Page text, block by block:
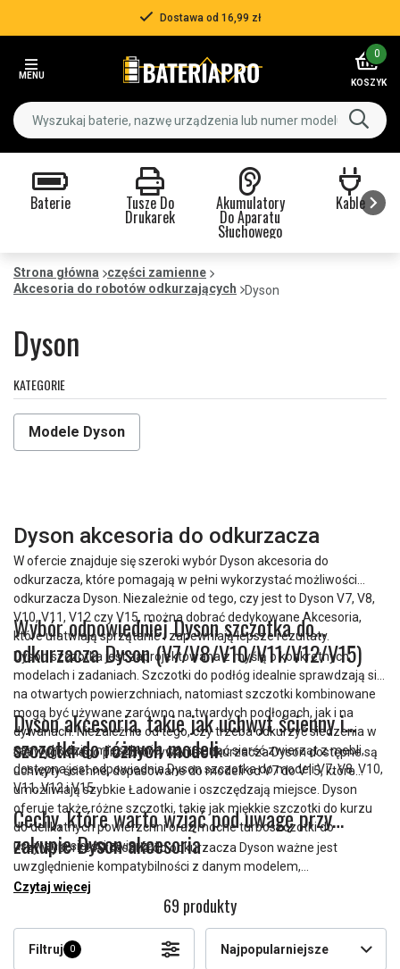
Ponad 500 000 klientów
MENU
0
KOSZYK
Baterie Tusze Do
Drukarek
Akumulatory
Do Aparatu
Słuchowego
Kable
Strona główna
części zamienne
Akcesoria do robotów odkurzających
Dyson
Dyson
KATEGORIE
Modele Dyson
Dyson akcesoria do odkurzacza
W ofercie znajduje się szeroki wybór Dyson akcesoria do
odkurzacza, które pomagają w pełni wykorzystać możliwości
odkurzacza Dyson. Niezależnie od tego, czy jest to Dyson V7, V8,
V10, V11, V12 czy V15, można dobrać dedykowane Akcesoria,
które ułatwiają sprzątanie i zapewniają lepsze rezultaty.
Wybór odpowiedniej Dyson szczotka do
odkurzacza Dyson (V7/V8/V10/V11/V12/V15)
Dyson szczotka jest zaprojektowana z myślą o konkretnych
modelach i zadaniach. Szczotki do podłóg idealnie sprawdzają się
na otwartych powierzchniach, natomiast szczotki kombinowane
mogą być używane zarówno na twardych podłogach, jak i na
dywanach. Niezależnie od tego, czy trzeba odkurzyć siedzenia w
samochodzie, mieszkanie, czy usunąć sierść zwierząt z mebli,
dostępna jest odpowiednia Dyson szczotka do modeli V7, V8, V10,
V11, V12 i V15.
Dyson akcesoria, takie jak uchwyt ścienny i
szczotki do różnych modeli
Dla wygodnego przechowywania odkurzacza Dyson dostępne są
uchwyty ścienne, dopasowane do modeli od V7 do V15, które
umożliwiają szybkie Ładowanie i oszczędzają miejsce. Dyson
oferuje także różne szczotki, takie jak miękkie szczotki do kurzu
do delikatnych powierzchni oraz mocne turboszczotki do
usuwania sierści zwierząt.
Cechy, które warto wziąć pod uwagę przy
zakupie Dyson akcesoria
Przy wyborze Akcesoria do odkurzacza Dyson ważne jest
uwzględnienie kompatybilności z danym modelem,
przeznaczenia oraz rodzaju szczotki. Warto dobrać Akcesoria tak,
aby sprzątanie było bardziej efektywne i wygodne.
Czytaj więcej
69 produkty
Filtruj 0 Najpopularniejsze